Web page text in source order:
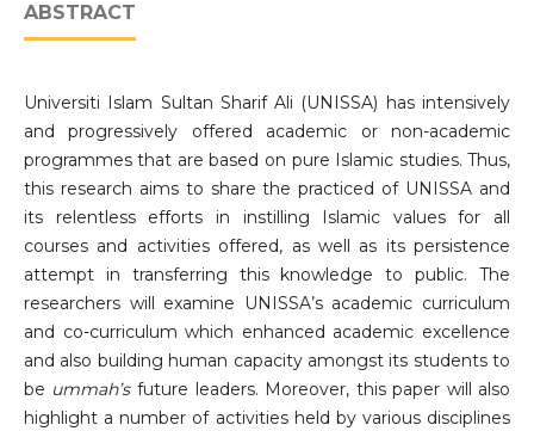
ABSTRACT
Universiti Islam Sultan Sharif Ali (UNISSA) has intensively
and progressively offered academic or non-academic
programmes that are based on pure Islamic studies. Thus,
this research aims to share the practiced of UNISSA and
its relentless efforts in instilling Islamic values for all
courses and activities offered, as well as its persistence
attempt in transferring this knowledge to public. The
researchers will examine UNISSA’s academic curriculum
and co-curriculum which enhanced academic excellence
and also building human capacity amongst its students to
be ummah’sfuture leaders. Moreover, this paper will also
highlight a number of activities held by various disciplines